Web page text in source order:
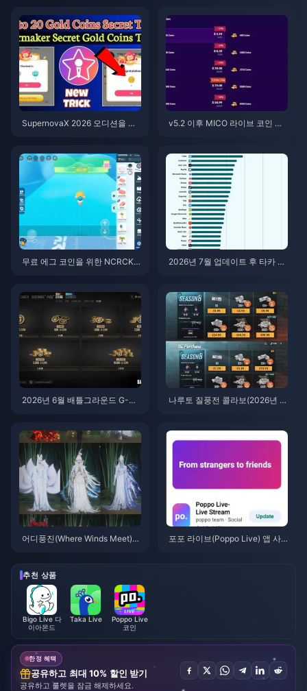
SupernovaX 2026 오디션을 위
v5.2 이후 MICO 라이브 코인 ME
무료 에그 코인을 위한 NCRCKY
2026년 7월 업데이트 후 타카 라
2026년 6월 배틀그라운드 G-CO
나루토 질풍전 콜라보(2026년 7
팩 및 안전한 충전
어디풍진(Where Winds Meet)
포포 라이브(Poppo Live) 앱 사
추천 상품
Bigo Live 다
이아몬드
Taka Live
Poppo Live
코인
한정 혜택
공유하고 최대 10% 할인 받기
공유하고 룰렛을 잠금 해제하세요.